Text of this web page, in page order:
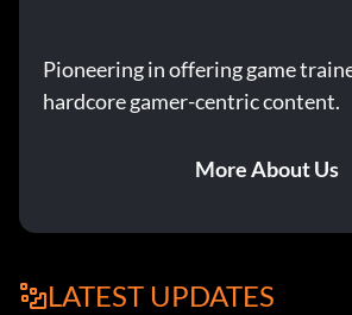
Pioneering in offering game
hardcore gamer-centric content.
More About Us
LATEST UPDATES